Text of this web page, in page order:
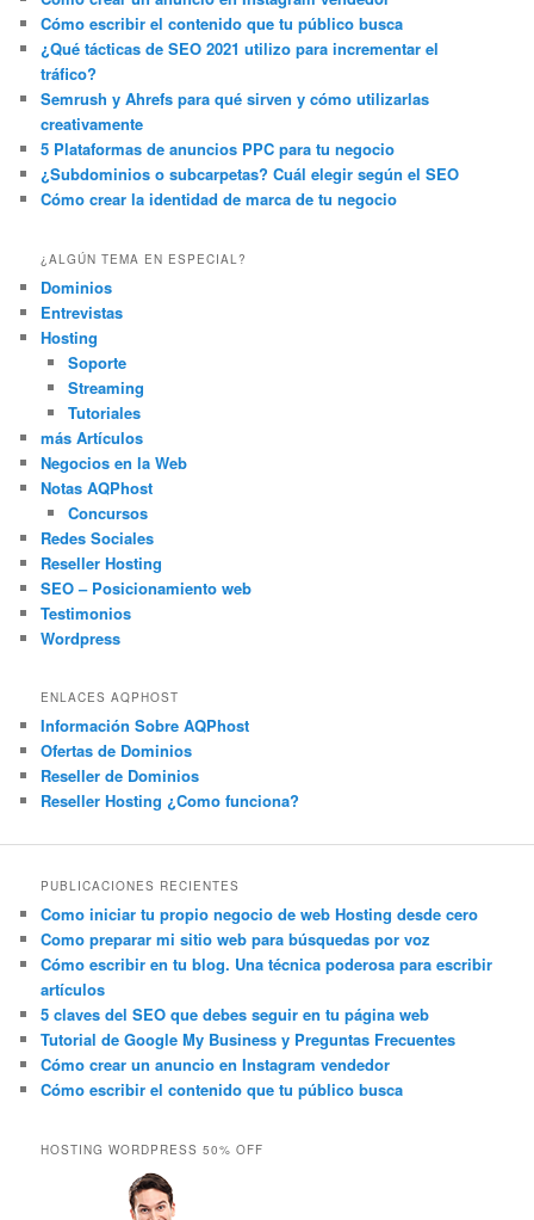
Cómo escribir el contenido que tu público busca
¿Qué tácticas de SEO 2021 utilizo para incrementar el
tráfico?
Semrush y Ahrefs para qué sirven y cómo utilizarlas
creativamente
5 Plataformas de anuncios PPC para tu negocio
¿Subdominios o subcarpetas? Cuál elegir según el SEO
Cómo crear la identidad de marca de tu negocio
¿ALGÚN TEMA EN ESPECIAL?
Dominios
Entrevistas
Hosting
Soporte
Streaming
Tutoriales
más Artículos
Negocios en la Web
Notas AQPhost
Concursos
Redes Sociales
Reseller Hosting
SEO – Posicionamiento web
Testimonios
Wordpress
ENLACES AQPHOST
Información Sobre AQPhost
Ofertas de Dominios
Reseller de Dominios
Reseller Hosting ¿Como funciona?
PUBLICACIONES RECIENTES
Como iniciar tu propio negocio de web Hosting desde cero
Como preparar mi sitio web para búsquedas por voz
Cómo escribir en tu blog. Una técnica poderosa para escribir
artículos
5 claves del SEO que debes seguir en tu página web
Tutorial de Google My Business y Preguntas Frecuentes
Cómo crear un anuncio en Instagram vendedor
Cómo escribir el contenido que tu público busca
HOSTING WORDPRESS 50% OFF